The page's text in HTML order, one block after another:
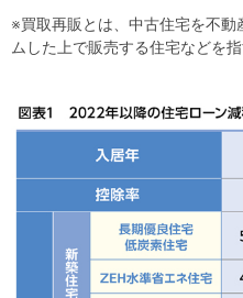
※買取再販とは、中古住宅を不
ムした上で販売する住宅などを